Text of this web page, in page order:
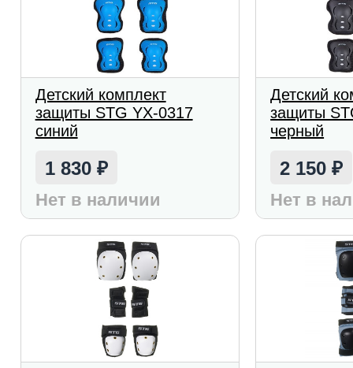
Детский комплект
защиты STG YX-0317
синий
1 830 ₽
Нет в наличии
Детский
защиты
черный
2 150₽
Нет в